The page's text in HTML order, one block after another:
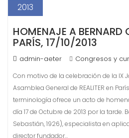
2013
HOMENAJE A BERNARD
PARÍS, 17/10/2013
admin-aeter Congresos y
Con motivo de la celebración de la IX
Asamblea General de REALITER en
terminología ofrece un acto de
día 17 de Octubre de 2013 por la tarde.
Sebastián, 1926), especialista en
director fundador…